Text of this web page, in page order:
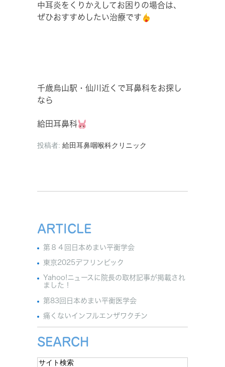
中耳炎をくりかえしてお困りの場合は、
ぜひおすすめしたい治療です
千歳烏山駅・仙川近くで耳鼻科をお探し
なら
給田耳鼻科
投稿者: 給田耳鼻咽喉科クリニック
ARTICLE
第８４回日本めまい平衡学会
東京2025デフリンピック
Yahoo!ニュースに院長の取材記事が掲載され
ました！
第83回日本めまい平衡医学会
痛くないインフルエンザワクチン
SEARCH